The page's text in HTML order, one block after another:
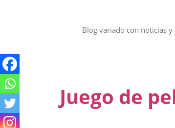
Blog variado con noticias
Juego de